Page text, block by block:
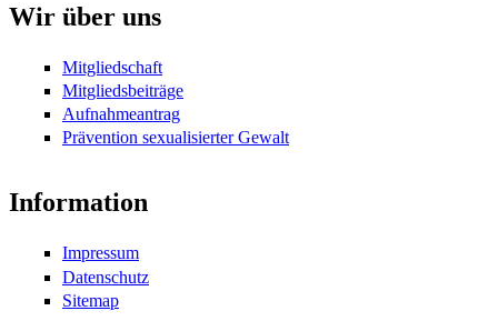
Wir über uns
Mitgliedschaft
Mitgliedsbeiträge
Aufnahmeantrag
Prävention sexualisierter Gewalt
Information
Impressum
Datenschutz
Sitemap